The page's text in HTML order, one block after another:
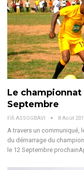
Le championnat
Septembre
Fifi ASSOGBAVI 8 Août
A travers un communiqué,
du démarrage du
le 12 Septembre